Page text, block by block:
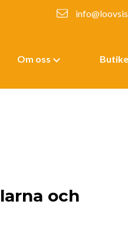
Om oss
och